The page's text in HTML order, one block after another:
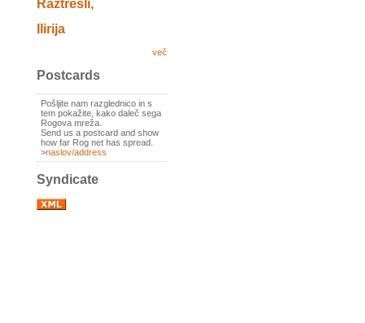
Raztresli,
Ilirija
več
Postcards
Pošljite nam razglednico in s
tem pokažite, kako daleč sega
Rogova mreža.
Send us a postcard and show
how far Rog net has spread.
>naslov/address
Syndicate